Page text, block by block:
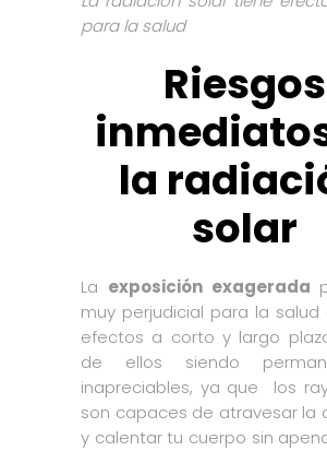
para la salud
Riesgos
la
solar
La exposición exagerada
muy perjudicial para la salud
efectos a corto y largo
de ellos siendo
inapreciables, ya que los
son capaces de atravesar la
y calentar tu cuerpo sin